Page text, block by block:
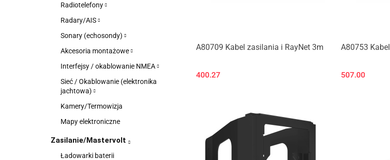
Radiotelefony
Radary/AIS
Sonary (echosondy)
Akcesoria montażowe
Interfejsy / okablowanie NMEA
Sieć / Okablowanie (elektronika
jachtowa)
Kamery/Termowizja
Mapy elektroniczne
Zasilanie/Mastervolt
Ładowarki baterii
A80709 Kabel zasilania i RayNet 3m
400.27
A80753
507.00